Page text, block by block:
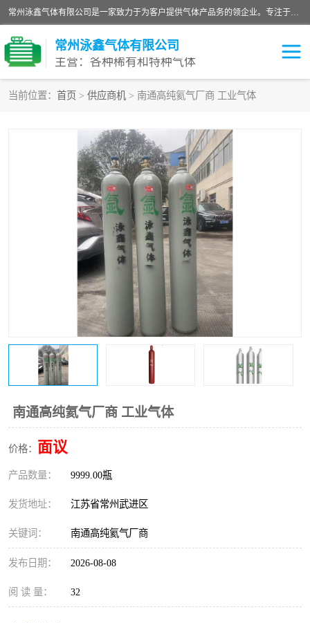
常州泳鑫气体有限公司是一家致力于为客户提供气体产品务的领企业。专注于环氧乙烷剂、环氧乙烷、高纯气体以及稀有和特种气体的研发、生产、销售和配送，产品广泛应用于医疗、电子、科研、化工、食品等多个领域。主要产品有：环氧乙烷灭菌剂，环氧乙烷，高纯氩，氮，氪，氙，氖，氘，笑，氦，氢，氧等各种稀有和特种气体。
常州泳鑫气体有限公司
主营：各种稀有和特种气体
当前位置： 首页 > 供应商机 > 南通高纯氦气厂商 工业气体
南通高纯氦气厂商 工业气体
价格： 面议
产品数量： 9999.00瓶
发货地址： 江苏省常州武进区
关键词： 南通高纯氦气厂商
发布日期： 2026-08-08
阅 读 量： 32
环氧乙烷灭菌剂 高纯氩气